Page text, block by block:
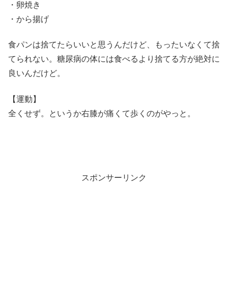
・卵焼き
・から揚げ
食パンは捨てたらいいと思うんだけど、もったいなくて捨
てられない。糖尿病の体には食べるより捨てる方が絶対に
良いんだけど。
【運動】
全くせず。というか右膝が痛くて歩くのがやっと。
スポンサーリンク